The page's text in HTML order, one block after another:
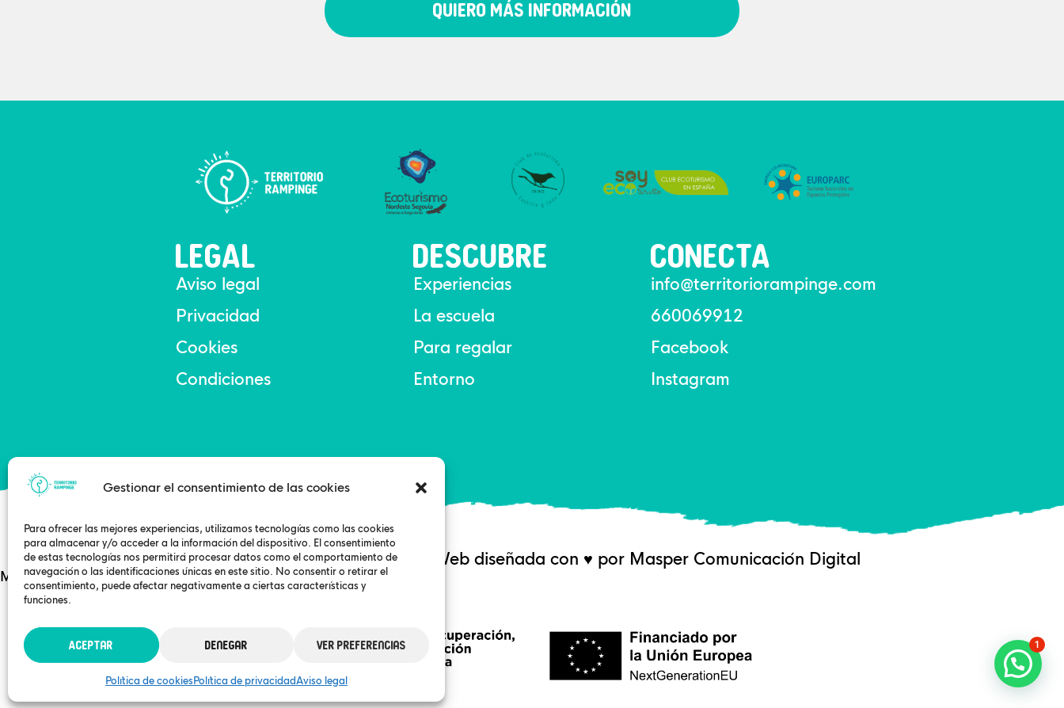
Gestionar el consentimiento de las cookies
Para ofrecer las mejores experiencias, utilizamos tecnologías como las cookies
para almacenar y/o acceder a la información del dispositivo. El consentimiento
de estas tecnologías nos permitirá procesar datos como el comportamiento de
navegación o las identificaciones únicas en este sitio. No consentir o retirar el
consentimiento, puede afectar negativamente a ciertas características y
funciones.
Aceptar Denegar Ver preferencias
Política de cookiesPolítica de privacidadAviso legal
QUIERO MÁS INFORMACIÓN
LEGAL
Aviso legal
Privacidad
Cookies
Condiciones
DESCUBRE
Experiencias
La escuela
Para regalar
Entorno
CONECTA
info@territoriorampinge.com
660069912
Facebook
Instagram
© 2023 Territorio Rampinge. Web diseñada con ♥ por Masper Comunicación Digital
Mapa del sitio–Declaración de accesibilidad
1